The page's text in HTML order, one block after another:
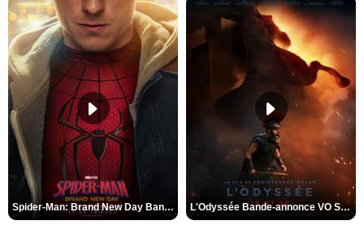
Spider-Man: Brand New Day Bande-annonce VO STFR L'Odyssée Bande-annonce VO STFR